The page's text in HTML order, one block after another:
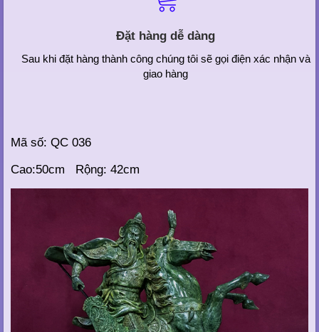
Đặt hàng dễ dàng
Sau khi đặt hàng thành công chúng tôi sẽ gọi điện xác nhận và
giao hàng
Mã số: QC 036
Cao:50cm Rộng: 42cm